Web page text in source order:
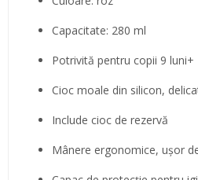
Capacitate: 280 ml
Potrivită pentru copii 9 luni+
Cioc moale din silicon,
Include cioc de rezervă
Mânere ergonomice, ușor